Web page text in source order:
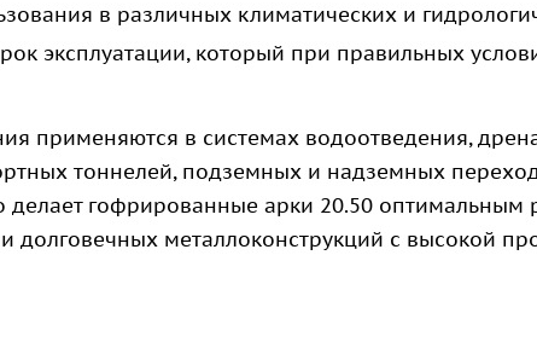
в различных климатических и
эксплуатации, который при правильных
применяются в системах водоотведения,
тоннелей, подземных и надземных
делает гофрированные арки 20.50
металлоконструкций с высокой